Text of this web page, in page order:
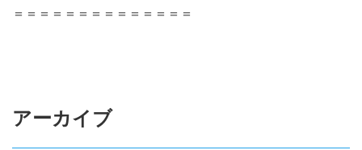
＝＝＝＝＝＝＝＝＝＝＝＝＝＝
アーカイブ